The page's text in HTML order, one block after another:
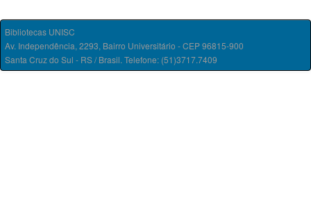
Bibliotecas UNISC
Av. Independência, 2293, Bairro Universitário - CEP 96815-900
Santa Cruz do Sul - RS / Brasil. Telefone: (51)3717.7409